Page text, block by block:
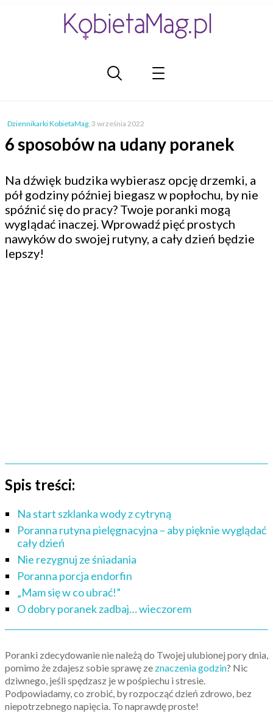
Dziennikarki KobietaMag, 3 września 2022
6 sposobów na udany poranek
Na dźwięk budzika wybierasz opcję drzemki, a
pół godziny później biegasz w popłochu, by nie
spóźnić się do pracy? Twoje poranki mogą
wyglądać inaczej. Wprowadź pięć prostych
nawyków do swojej rutyny, a cały dzień będzie
lepszy!
Spis treści:
Na start szklanka wody z cytryną
Poranna rutyna pielęgnacyjna – aby pięknie wyglądać
cały dzień
Nie rezygnuj ze śniadania
Poranna porcja endorfin
„Mam się w co ubrać!”
O dobry poranek zadbaj… wieczorem
Poranki zdecydowanie nie należą do Twojej ulubionej pory dnia,
pomimo że zdajesz sobie sprawę ze znaczenia godzin? Nic
dziwnego, jeśli spędzasz je w pośpiechu i stresie.
Podpowiadamy, co zrobić, by rozpocząć dzień zdrowo, bez
niepotrzebnego napięcia. To naprawdę proste!